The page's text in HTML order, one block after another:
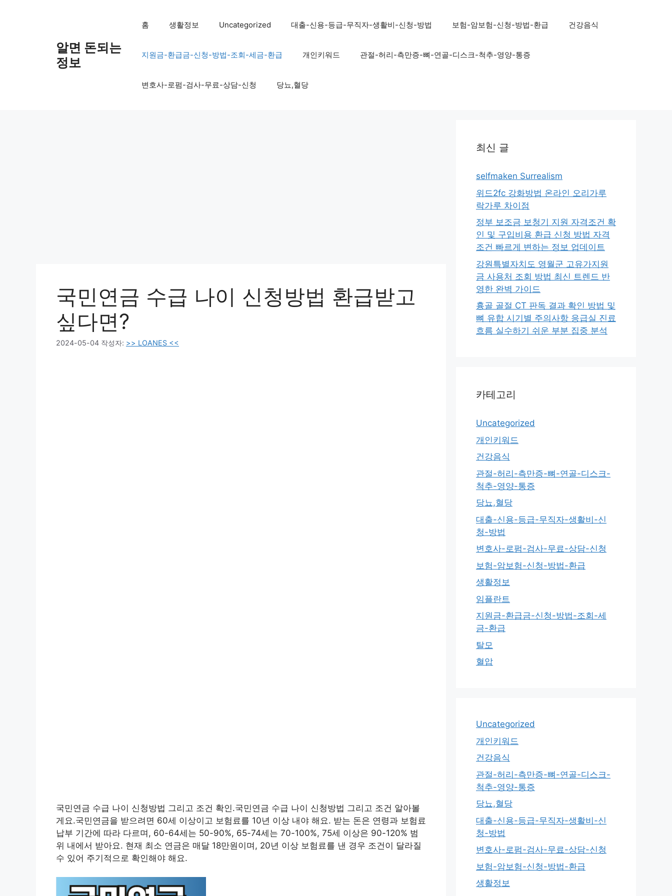
알면 돈되는
정보
홈 생활정보 Uncategorized 대출-신용-등급-무직자-생활비-신청-방법 보험-암보험-신청-방법-환급 건강음식
지원금-환급금-신청-방법-조회-세금-환급 개인키워드 관절-허리-측만증-뼈-연골-디스크-척추-영양-통증
변호사-로펌-검사-무료-상담-신청 당뇨,혈당
국민연금 수급 나이 신청방법 환급받고
싶다면?
2024-05-04 작성자: >> LOANES <<
국민연금 수급 나이 신청방법 그리고 조건 확인.국민연금 수급 나이 신청방법 그리고 조건 알아볼
게요.국민연금을 받으려면 60세 이상이고 보험료를 10년 이상 내야 해요. 받는 돈은 연령과 보험료
납부 기간에 따라 다르며, 60-64세는 50-90%, 65-74세는 70-100%, 75세 이상은 90-120% 범
위 내에서 받아요. 현재 최소 연금은 매달 18만원이며, 20년 이상 보험료를 낸 경우 조건이 달라질
수 있어 주기적으로 확인해야 해요.
최신 글
selfmaken Surrealism
위드2fc 강화방법 온라인 오리가루
락가루 차이점
정부 보조금 보청기 지원 자격조건 확
인 및 구입비용 환급 신청 방법 자격
조건 빠르게 변하는 정보 업데이트
강원특별자치도 영월군 고유가지원
금 사용처 조회 방법 최신 트렌드 반
영한 완벽 가이드
흉골 골절 CT 판독 결과 확인 방법 및
뼈 유합 시기별 주의사항 응급실 진료
흐름 실수하기 쉬운 부분 집중 분석
카테고리
Uncategorized
개인키워드
건강음식
관절-허리-측만증-뼈-연골-디스크-
척추-영양-통증
당뇨,혈당
대출-신용-등급-무직자-생활비-신
청-방법
변호사-로펌-검사-무료-상담-신청
보험-암보험-신청-방법-환급
생활정보
임플란트
지원금-환급금-신청-방법-조회-세
금-환급
탈모
혈압
Uncategorized
개인키워드
건강음식
관절-허리-측만증-뼈-연골-디스크-
척추-영양-통증
당뇨,혈당
대출-신용-등급-무직자-생활비-신
청-방법
변호사-로펌-검사-무료-상담-신청
보험-암보험-신청-방법-환급
생활정보